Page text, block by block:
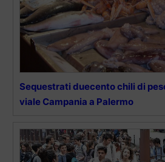
Sequestrati duecento chili di
viale Campania a Palermo